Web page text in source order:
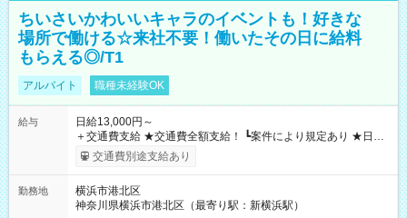
ちいさいかわいいキャラのイベントも！好きな
場所で働ける☆来社不要！働いたその日に給料
もらえる◎/T1
アルバイト 職種未経験OK
給与
日給13,000円～
＋交通費支給 ★交通費全額支給！ ┗案件により規定あり ★日払
いOK！（規定あり） ┗働いたその日に現金GET♪ お仕事後はコ
ンビニATMから 日払い分を引き落とせます！ 【試用期間】試
交通費別途支給あり
勤務地
横浜市港北区
神奈川県横浜市港北区（最寄り駅：新横浜駅）